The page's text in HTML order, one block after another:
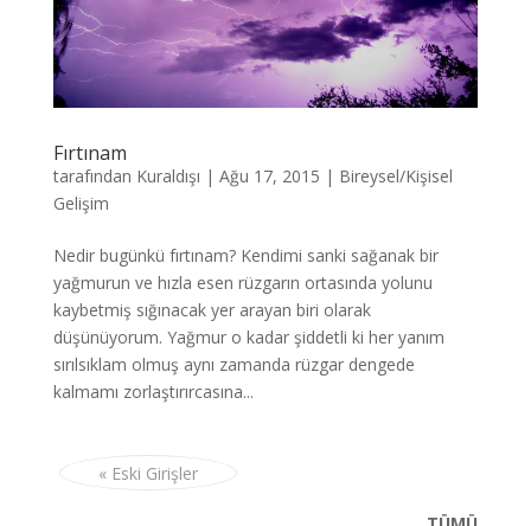
Fırtınam
tarafından Kuraldışı | Ağu 17, 2015 | Bireysel/Kişisel
Gelişim
Nedir bugünkü fırtınam? Kendimi sanki sağanak bir
yağmurun ve hızla esen rüzgarın ortasında yolunu
kaybetmiş sığınacak yer arayan biri olarak
düşünüyorum. Yağmur o kadar şiddetli ki her yanım
sırılsıklam olmuş aynı zamanda rüzgar dengede
kalmamı zorlaştırırcasına...
« Eski Girişler